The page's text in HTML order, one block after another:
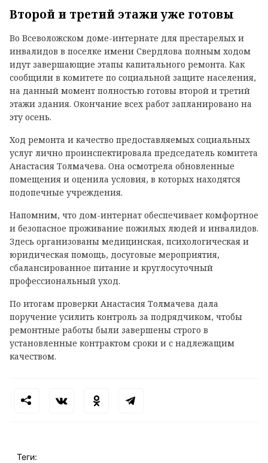
Второй и третий этажи уже готовы
Во Всеволожском доме-интернате для престарелых и
инвалидов в поселке имени Свердлова полным ходом
идут завершающие этапы капитального ремонта. Как
сообщили в комитете по социальной защите населения,
на данный момент полностью готовы второй и третий
этажи здания. Окончание всех работ запланировано на
эту осень.
Ход ремонта и качество предоставляемых социальных
услуг лично проинспектировала председатель комитета
Анастасия Толмачева. Она осмотрела обновленные
помещения и оценила условия, в которых находятся
подопечные учреждения.
Напомним, что дом-интернат обеспечивает комфортное
и безопасное проживание пожилых людей и инвалидов.
Здесь организованы медицинская, психологическая и
юридическая помощь, досуговые мероприятия,
сбалансированное питание и круглосуточный
профессиональный уход.
По итогам проверки Анастасия Толмачева дала
поручение усилить контроль за подрядчиком, чтобы
ремонтные работы были завершены строго в
установленные контрактом сроки и с надлежащим
качеством.
Теги: